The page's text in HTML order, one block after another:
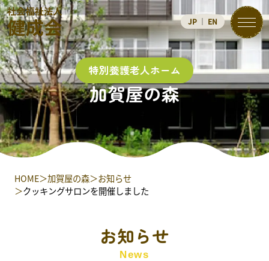
健成会とは
施設案内
加賀屋の森
つるさんかめさんの家
JP ｜ EN
特別養護老人ホーム
加賀屋の森
HOME 加賀屋の森
お知らせ
クッキングサロンを開催しました
お知らせ
News